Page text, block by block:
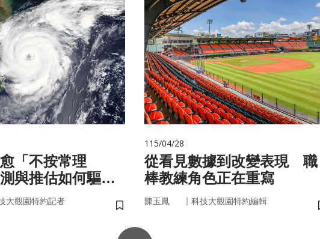
「不按常理
與推估如何驅動
大觀園特約記者
儲存書籤
115/04/28
從看見數據到改變表現 職
棒教練角色正在重寫
陳玉鳳 ｜ 科技大觀園特約編輯